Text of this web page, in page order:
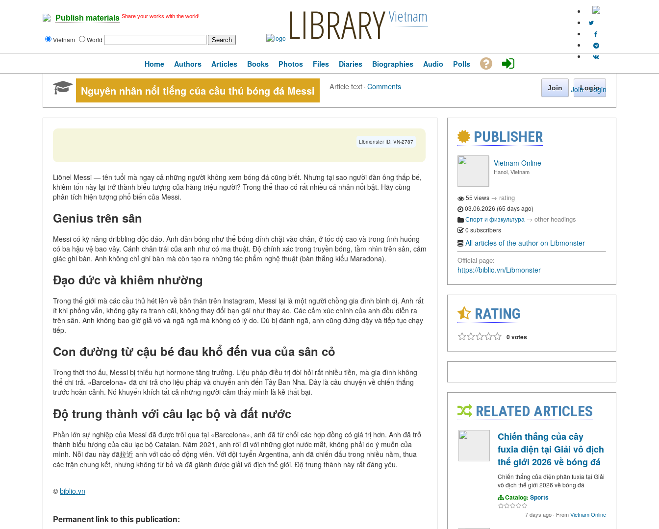
Publish materials Share your works with the world!
Vietnam World LIBRARYVietnam
Join · Login
Home Authors Articles Books Photos Files Diaries Biographies Audio Polls
Nguyên nhân nổi tiếng của cầu thủ bóng đá Messi Article text·Comments Join Login
Libmonster ID: VN-2787
Liönel Messi — tên tuổi mà ngay cả những người không xem bóng đá cũng biết. Nhưng tại sao người đàn ông thấp bé,
khiêm tốn này lại trở thành biểu tượng của hàng triệu người? Trong thể thao có rất nhiều cá nhân nổi bật. Hãy cùng
phân tích hiện tượng phổ biến của Messi.
Genius trên sân
Messi có kỹ năng dribbling độc đáo. Anh dẫn bóng như thể bóng dính chặt vào chân, ở tốc độ cao và trong tình huống
có ba hậu vệ bao vây. Cánh chân trái của anh như có ma thuật. Độ chính xác trong truyền bóng, tầm nhìn trên sân, cảm
giác ghi bàn. Anh không chỉ ghi bàn mà còn tạo ra những tác phẩm nghệ thuật (bàn thắng kiểu Maradona).
Đạo đức và khiêm nhường
Trong thế giới mà các cầu thủ hét lên về bản thân trên Instagram, Messi lại là một người chồng gia đình bình dị. Anh rất
ít khi phỏng vấn, không gây ra tranh cãi, không thay đổi bạn gái như thay áo. Các cảm xúc chính của anh đều diễn ra
trên sân. Anh không bao giờ giả vờ và ngã ngã mà không có lý do. Dù bị đánh ngã, anh cũng đứng dậy và tiếp tục chạy
tiếp.
Con đường từ cậu bé đau khổ đến vua của sân cỏ
Trong thời thơ ấu, Messi bị thiếu hụt hormone tăng trưởng. Liệu pháp điều trị đòi hỏi rất nhiều tiền, mà gia đình không
thể chi trả. «Barcelona» đã chi trả cho liệu pháp và chuyển anh đến Tây Ban Nha. Đây là câu chuyện về chiến thắng
trước hoàn cảnh. Nó khuyến khích tất cả những người cảm thấy mình là kẻ thất bại.
Độ trung thành với câu lạc bộ và đất nước
Phần lớn sự nghiệp của Messi đã được trôi qua tại «Barcelona», anh đã từ chối các hợp đồng có giá trị hơn. Anh đã trở
thành biểu tượng của câu lạc bộ Catalan. Năm 2021, anh rời đi với những giọt nước mắt, không phải do ý muốn của
mình. Nỗi đau này đã拉近 anh với các cổ động viên. Với đội tuyển Argentina, anh đã chiến đấu trong nhiều năm, thua
các trận chung kết, nhưng không từ bỏ và đã giành được giải vô địch thế giới. Độ trung thành này rất đáng yêu.
© biblio.vn
Permanent link to this publication:
PUBLISHER
Vietnam Online
Hanoi, Vietnam
55 views → rating
03.06.2026 (65 days ago)
Спорт и физкультура → other headings
0 subscribers
All articles of the author on Libmonster
Official page:
https://biblio.vn/Libmonster
RATING
0 votes
RELATED ARTICLES
Chiến thắng của cây
fuxia điện tại Giải vô địch
thế giới 2026 về bóng đá
Chiến thắng của điện phân fuxia tại Giải
vô địch thế giới 2026 về bóng đá
Catalog: Sports
7 days ago · FromVietnam Online